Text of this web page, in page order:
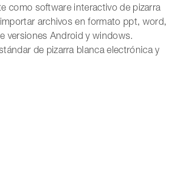
como software interactivo de pizarra
archivos en formato ppt, word,
versiones Android y windows.
de pizarra blanca electrónica y